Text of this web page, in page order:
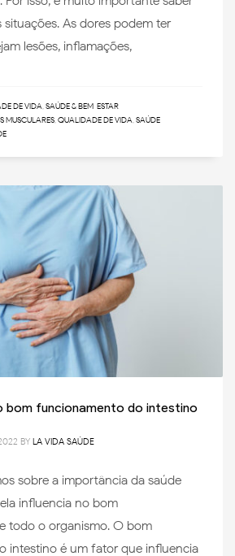
situações. As dores podem ter
lesões, inflamações,
DE VIDA,SAÚDE & BEM-ESTAR
MUSCULARES,QUALIDADE DE VIDA,SAÚDE
bom funcionamento do intestino
BY LA VIDA SAÚDE
sobre a importância da saúde
influencia no bom
todo o organismo. O bom
intestino é um fator que influencia